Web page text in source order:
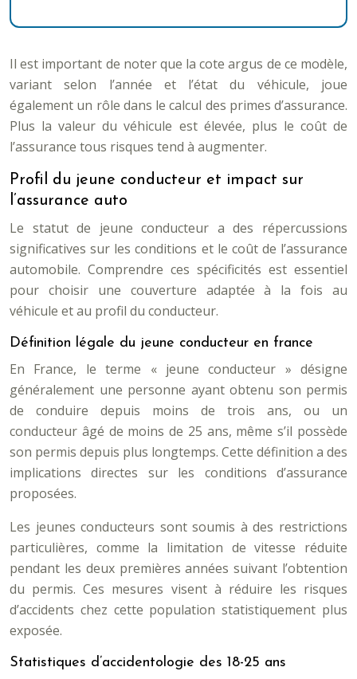
Il est important de noter que la cote argus de ce modèle,
variant selon l’année et l’état du véhicule, joue
également un rôle dans le calcul des primes d’assurance.
Plus la valeur du véhicule est élevée, plus le coût de
l’assurance tous risques tend à augmenter.
Profil du jeune conducteur et impact sur
l’assurance auto
Le statut de jeune conducteur a des répercussions
significatives sur les conditions et le coût de l’assurance
automobile. Comprendre ces spécificités est essentiel
pour choisir une couverture adaptée à la fois au
véhicule et au profil du conducteur.
Définition légale du jeune conducteur en france
En France, le terme « jeune conducteur » désigne
généralement une personne ayant obtenu son permis
de conduire depuis moins de trois ans, ou un
conducteur âgé de moins de 25 ans, même s’il possède
son permis depuis plus longtemps. Cette définition a des
implications directes sur les conditions d’assurance
proposées.
Les jeunes conducteurs sont soumis à des restrictions
particulières, comme la limitation de vitesse réduite
pendant les deux premières années suivant l’obtention
du permis. Ces mesures visent à réduire les risques
d’accidents chez cette population statistiquement plus
exposée.
Statistiques d’accidentologie des 18-25 ans